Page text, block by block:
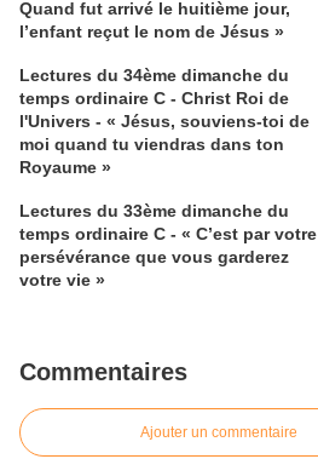
Quand fut arrivé le huitième jour,
l’enfant reçut le nom de Jésus »
Lectures du 34ème dimanche du
temps ordinaire C - Christ Roi de
l'Univers - « Jésus, souviens-toi de
moi quand tu viendras dans ton
Royaume »
Lectures du 33ème dimanche du
temps ordinaire C - « C’est par votre
persévérance que vous garderez
votre vie »
Commentaires
Ajouter un commentaire